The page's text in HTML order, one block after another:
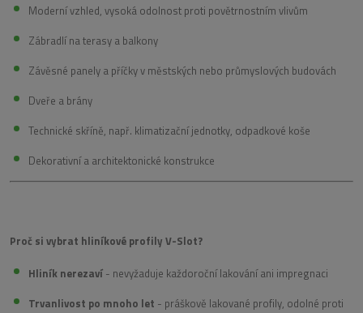
Moderní vzhled, vysoká odolnost proti povětrnostním vlivům
Zábradlí na terasy a balkony
Závěsné panely a příčky v městských nebo průmyslových budovách
Dveře a brány
Technické skříně, např. klimatizační jednotky, odpadkové koše
Dekorativní a architektonické konstrukce
Proč si vybrat hliníkové profily V-Slot?
Hliník nerezaví - nevyžaduje každoroční lakování ani impregnaci
Trvanlivost po mnoho let - práškově lakované profily, odolné proti